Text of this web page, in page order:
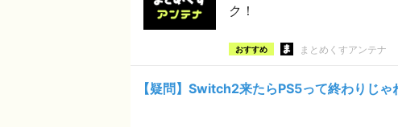
ク！
おすすめ まとめくすアンテナ
【疑問】Switch2来たらPS5って終わりじゃ